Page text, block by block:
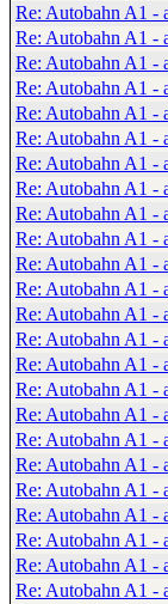
Re: Autobahn A1 -
Re: Autobahn A1 -
Re: Autobahn A1 -
Re: Autobahn A1 -
Re: Autobahn A1 -
Re: Autobahn A1 -
Re: Autobahn A1 -
Re: Autobahn A1 -
Re: Autobahn A1 -
Re: Autobahn A1 -
Re: Autobahn A1 -
Re: Autobahn A1 -
Re: Autobahn A1 -
Re: Autobahn A1 -
Re: Autobahn A1 -
Re: Autobahn A1 -
Re: Autobahn A1 -
Re: Autobahn A1 -
Re: Autobahn A1 -
Re: Autobahn A1 -
Re: Autobahn A1 -
Re: Autobahn A1 -
Re: Autobahn A1 -
Re: Autobahn A1 -